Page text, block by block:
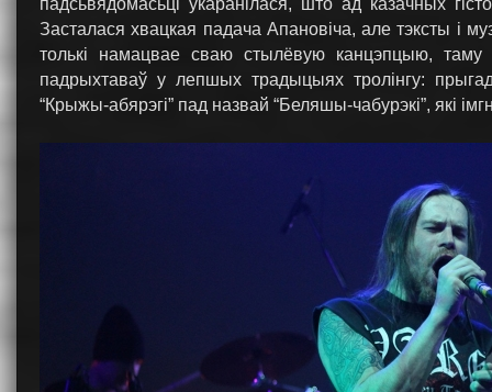
падсьвядомасьці ўкаранілася, што ад казачных
Засталася хвацкая падача Апановіча, але тэксты і
толькі намацвае сваю стылёвую канцэпцыю, таму
падрыхтаваў у лепшых традыцыях тролінгу:
“Крыжы-абярэгі” пад назвай “Беляшы-чабурэкі”, які